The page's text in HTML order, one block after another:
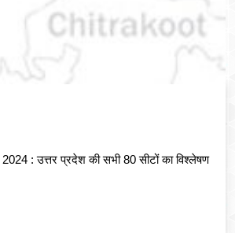
: उत्तर प्रदेश की सभी 80 सीटों का विश्लेषण